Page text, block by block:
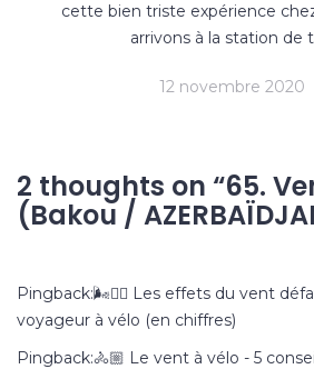
cette bien triste expérience
arrivons à la station de
12 novembre 2020
2 thoughts on “65.
(Bakou /
Pingback:🌬️🚴‍♂️ Les effets du vent
voyageur à vélo (en chiffres)
Pingback:🚴🏼 Le vent à vélo - 5